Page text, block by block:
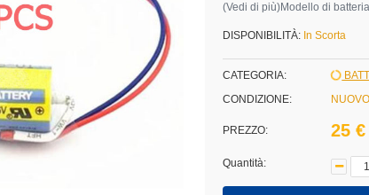
(Vedi di più)Modello di
DISPONIBILITÀ: In Scorta
CATEGORIA:
CONDIZIONE:
NUOVO
PREZZO: 25 €
Quantità: